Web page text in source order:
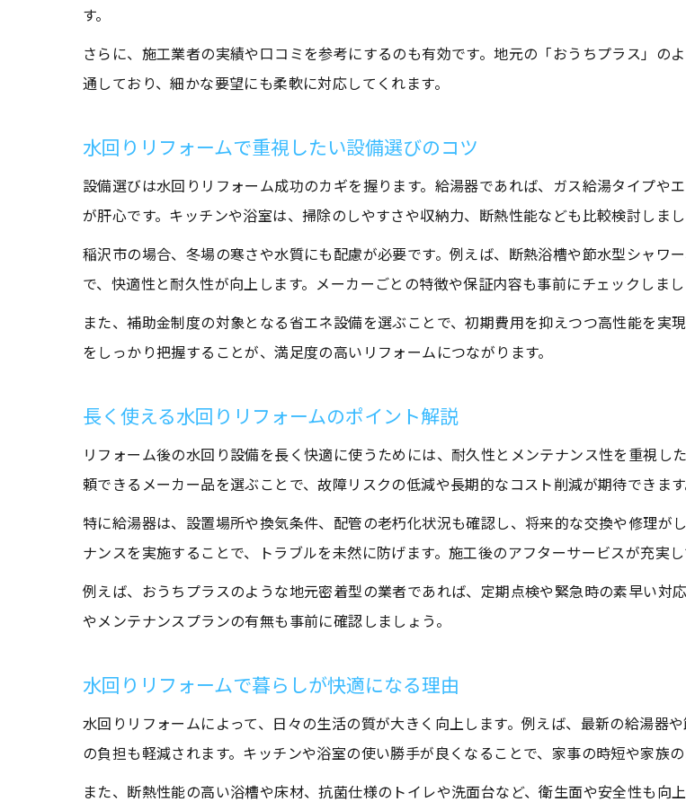
最新の補助金制度で賢く設備を整える
水回りリフォームと補助金制度の
賢い水回りリフォーム補助金活
給湯器交換で受けられる補助金の
安心できる水回りリフォームの進め方
水回りリフォームを安心して進め
信頼できる業者選びで後悔しな
給湯器交換時に気をつけたいトラ
す。
さらに、施工業者の実績や口コミを参考にするのも有効です。地元の「おうちプラス」
通しており、細かな要望にも柔軟に対応してくれます。
水回りリフォームで重視したい設備選びのコツ
設備選びは水回りリフォーム成功のカギを握ります。給湯器であれば、ガス給湯タイプや
が肝心です。キッチンや浴室は、掃除のしやすさや収納力、断熱性能なども比較検討しまし
稲沢市の場合、冬場の寒さや水質にも配慮が必要です。例えば、断熱浴槽や節水型シャワ
で、快適性と耐久性が向上します。メーカーごとの特徴や保証内容も事前にチェックしまし
また、補助金制度の対象となる省エネ設備を選ぶことで、初期費用を抑えつつ高性能を実
をしっかり把握することが、満足度の高いリフォームにつながります。
長く使える水回りリフォームのポイント解説
リフォーム後の水回り設備を長く快適に使うためには、耐久性とメンテナンス性を重視
頼できるメーカー品を選ぶことで、故障リスクの低減や長期的なコスト削減が期待できます
特に給湯器は、設置場所や換気条件、配管の老朽化状況も確認し、将来的な交換や修理が
ナンスを実施することで、トラブルを未然に防げます。施工後のアフターサービスが充実
例えば、おうちプラスのような地元密着型の業者であれば、定期点検や緊急時の素早い対
やメンテナンスプランの有無も事前に確認しましょう。
水回りリフォームで暮らしが快適になる理由
水回りリフォームによって、日々の生活の質が大きく向上します。例えば、最新の給湯器
の負担も軽減されます。キッチンや浴室の使い勝手が良くなることで、家事の時短や家族
また、断熱性能の高い浴槽や床材、抗菌仕様のトイレや洗面台など、衛生面や安全性も向